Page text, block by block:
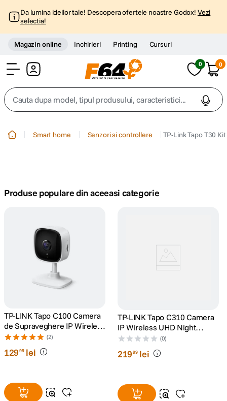
Da lumina ideilor tale! Descopera ofertele noastre Godox! Vezi
selectia!
Magazin online Inchirieri Printing Cursuri
0 0
Cauta dupa model, tipul produsului, caracteristici...
trepied telefon
canon sx740 hs
lavaliera
8. ulanzi
9. insta 360
Smart home Senzori si controllere TP-Link Tapo T30
Produse populare din aceeasi categorie
TP-LINK Tapo C100 Camera
de Supraveghere IP Wireless
Night Vision Full HD 1080P
(2)
12999 lei
TP-LINK Tapo C310 Camera
IP Wireless UHD Night
Vision Alb
(0)
21999 lei